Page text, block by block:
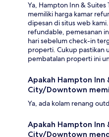
Ya, Hampton Inn &
memiliki harga kamar
dipesan di situs web
refundable, pemesanan
hari sebelum check-in
properti. Cukup pastikan
pembatalan properti ini
Apakah Hampton Inn
City/Downtown
Ya, ada kolam renang
Apakah Hampton Inn
City/Downtown